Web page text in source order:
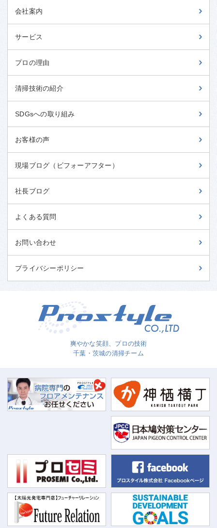
会社案内
サービス
プロの理由
清掃技術の紹介
SDGsへの取り組み
お客様の声
現場ブログ（ビフォーアフター）
社長ブログ
よくある質問
お問い合わせ
プライバシーポリシー
爽やかな笑顔、プロの技術
千葉・茨城の清掃チーム